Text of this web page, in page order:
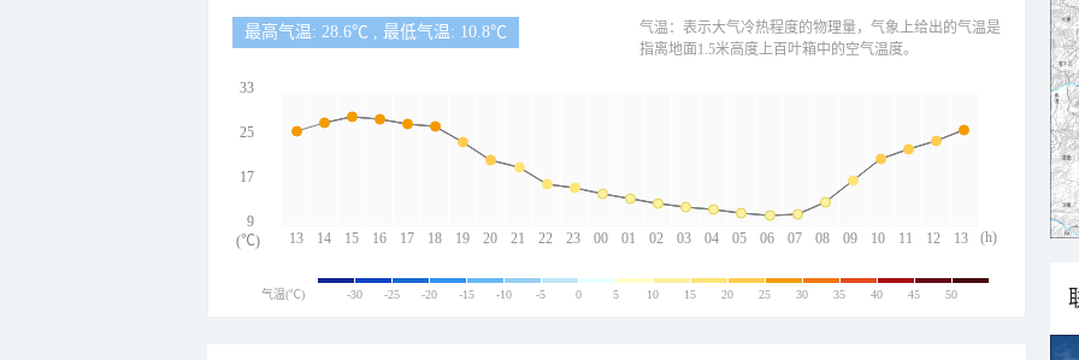
最高气温: 28.6℃ , 最低气温: 10.8℃
13 14 15 16 17 18 19 20 21 22 23 00 01 02 03 04 05 06 07 08 09 10 11 12 13
33
25
17
9
(h)
(℃)
气温：表示大气冷热程度的物理量，气象上给出的气温是
指离地面1.5米高度上百叶箱中的空气温度。
气温(℃) -30 -25 -20 -15 -10 -5 0 5 10 15 20 25 30 35 40 45 50